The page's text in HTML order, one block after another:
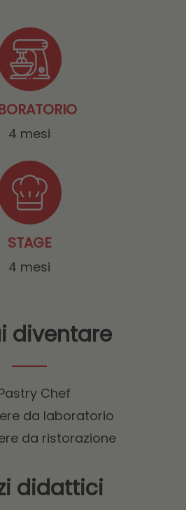
4 mesi
STAGE
4 mesi
diventare
Chef
da laboratorio
da ristorazione
didattici